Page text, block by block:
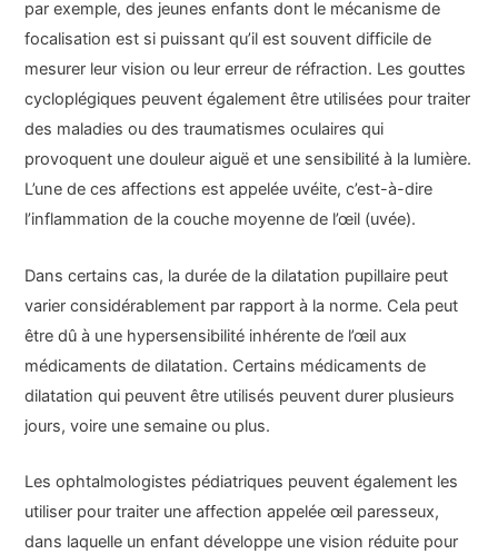
par exemple, des jeunes enfants dont le mécanisme de
focalisation est si puissant qu’il est souvent difficile de
mesurer leur vision ou leur erreur de réfraction. Les gouttes
cycloplégiques peuvent également être utilisées pour traiter
des maladies ou des traumatismes oculaires qui
provoquent une douleur aiguë et une sensibilité à la lumière.
L’une de ces affections est appelée uvéite, c’est-à-dire
l’inflammation de la couche moyenne de l’œil (uvée).
Dans certains cas, la durée de la dilatation pupillaire peut
varier considérablement par rapport à la norme. Cela peut
être dû à une hypersensibilité inhérente de l’œil aux
médicaments de dilatation. Certains médicaments de
dilatation qui peuvent être utilisés peuvent durer plusieurs
jours, voire une semaine ou plus.
Les ophtalmologistes pédiatriques peuvent également les
utiliser pour traiter une affection appelée œil paresseux,
dans laquelle un enfant développe une vision réduite pour